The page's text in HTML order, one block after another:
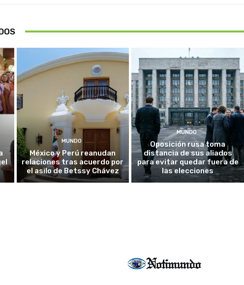
MUNDO
México y Perú reanudan
relaciones tras acuerdo por
el asilo de Betssy Chávez
MUNDO
Oposición rusa toma
distancia de sus aliados
para evitar quedar fuera de
las elecciones